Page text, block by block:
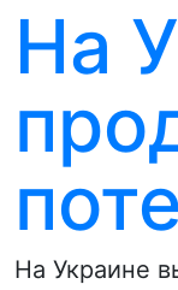
На
На Украине